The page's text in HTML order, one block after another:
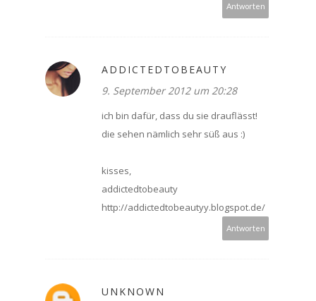
Antworten
ADDICTEDTOBEAUTY
9. September 2012 um 20:28
ich bin dafür, dass du sie drauflässt!
die sehen nämlich sehr süß aus :)
kisses,
addictedtobeauty
http://addictedtobeautyy.blogspot.de/
Antworten
UNKNOWN